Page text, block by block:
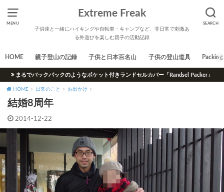
MENU SEARCH
Extreme Freak
子供達と一緒にハイキングや自転車・キャンプなど、非日常で刺激あ
る外遊びを楽しむ親子の活動記録
HOME 親子登山の記録 子供と日本百名山 子供の登山道具 Packing
まるでバックパックのようなポケット付きランドセルカバー「Randsel Packer」
HOME 日常のこと お出かけ
結婚8周年
2014-12-22